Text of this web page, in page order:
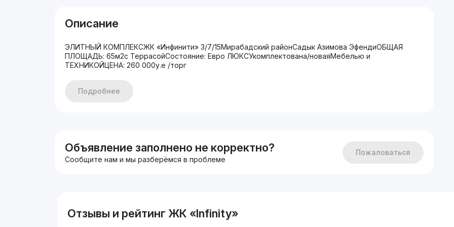
Описание
ЭЛИТНЫЙ КОМПЛЕКСЖК «Инфинити» 3/7/15Мирабадский районСадык Азимова ЭфендиОБЩАЯ
ПЛОЩАДЬ: 65м2с ТеррасойСостояние: Евро ЛЮКСУкомплектована/новаяМебелью и
ТЕХНИКОЙЦЕНА: 260 000у.е /торг
Подробнее
Объявление заполнено не корректно?
Сообщите нам и мы разберёмся в проблеме
Пожаловаться
Отзывы и рейтинг ЖК «Infinity»